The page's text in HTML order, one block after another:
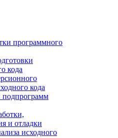
программного
кода
кода
подпрограмм
и отладки
исходного